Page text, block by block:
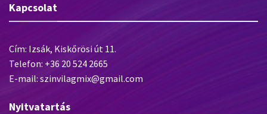
Kapcsolat
Cím: Izsák, Kiskőrösi út 11.
Telefon: +36 20 524 2665
E-mail: szinvilagmix@gmail.com
Nyitvatartás